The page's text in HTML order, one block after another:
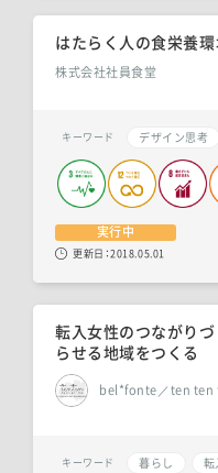
転入女性のつながり
らせる地域をつくる
bel*fonte／ten ten
キーワード 暮らし 転
はたらく人の食栄養
株式会社社員食堂
キーワード デザイン思考
実行中
更新日：2018.05.01